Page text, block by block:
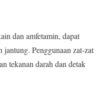
dan amfetamin, dapat
jantung. Penggunaan zat-zat
tekanan darah dan detak